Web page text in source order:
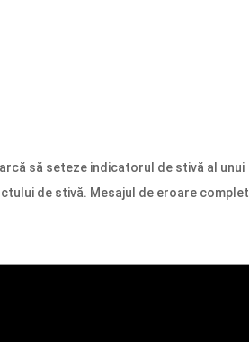
să seteze indicatorul de stivă al unui
de stivă. Mesajul de eroare complet